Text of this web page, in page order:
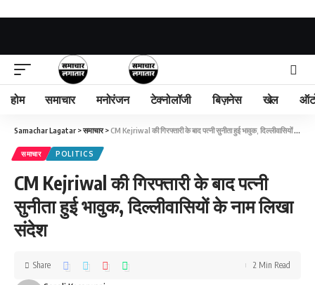
होम समाचार मनोरंजन टेक्नोलॉजी बिज़नेस खेल
Samachar Lagatar >समाचार>CM Kejriwal की गिरफ्तारी के बाद पत्नी सुनीता हुई भावुक, दिल्लीवासियों के नाम लिखा संदेश
समाचार POLITICS
CM Kejriwal की गिरफ्तारी के बाद पत्नी
सुनीता हुई भावुक, दिल्लीवासियों के नाम लिखा
संदेश
Share 2 Min Read